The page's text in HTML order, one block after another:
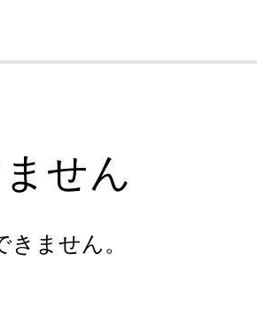
せん
ません。